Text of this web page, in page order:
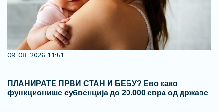
09. 08. 2026 11:51
ПЛАНИРАТЕ ПРВИ СТАН И БЕБУ? Ево како
функционише субвенција до 20.000 евра од државе